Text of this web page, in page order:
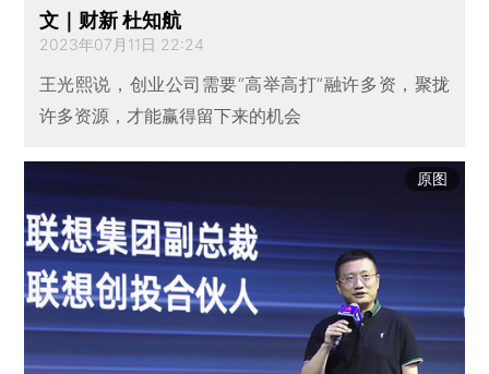
文｜财新 杜知航
2023年07月11日 22:24
王光熙说，创业公司需要“高举高打”融许多资，聚拢
许多资源，才能赢得留下来的机会
原图